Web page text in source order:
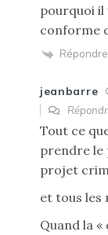
pourquoi il
conforme
Répondre
jeanbarre
Tout ce
prendre le
projet
et tous les
Quand la